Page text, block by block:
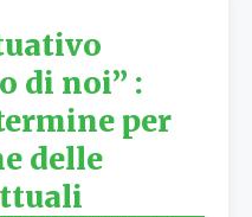
di noi” :
per
delle